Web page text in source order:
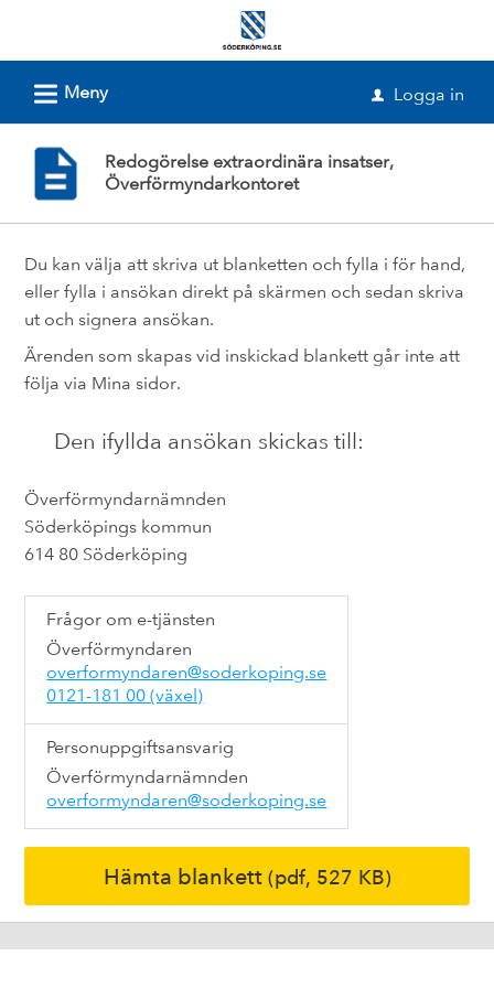
Söderköpings
L Meny u Logga in
Redogörelse extraordinära insatser,
Överförmyndarkontoret
Du kan välja att skriva ut blanketten och fylla i för hand,
eller fylla i ansökan direkt på skärmen och sedan skriva
ut och signera ansökan.
Ärenden som skapas vid inskickad blankett går inte att
följa via Mina sidor.
Den ifyllda ansökan skickas till:
Överförmyndarnämnden
Söderköpings kommun
614 80 Söderköping
Frågor om e-tjänsten
Överförmyndaren
overformyndaren@soderkoping.se
0121-181 00 (växel)
Personuppgiftsansvarig
Överförmyndarnämnden
overformyndaren@soderkoping.se
Hämta blankett(pdf, 527 KB)